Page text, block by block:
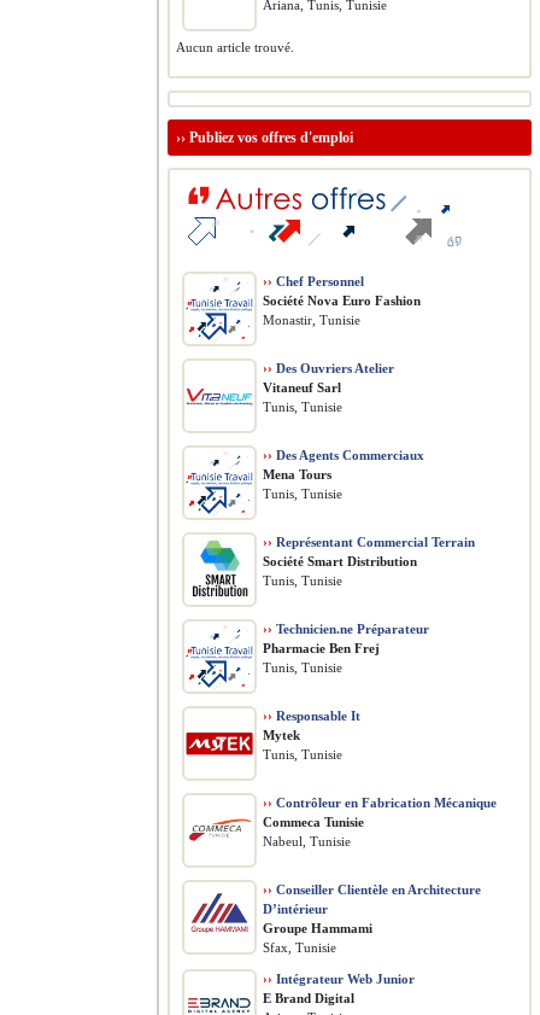
Ariana, Tunis, Tunisie
Aucun article trouvé.
›› Publiez vos offres d'emploi
›› Chef Personnel
Société Nova Euro Fashion
Monastir, Tunisie
›› Des Ouvriers Atelier
Vitaneuf Sarl
Tunis, Tunisie
›› Des Agents Commerciaux
Mena Tours
Tunis, Tunisie
›› Représentant Commercial Terrain
Société Smart Distribution
Tunis, Tunisie
›› Technicien.ne Préparateur
Pharmacie Ben Frej
Tunis, Tunisie
›› Responsable It
Mytek
Tunis, Tunisie
›› Contrôleur en Fabrication Mécanique
Commeca Tunisie
Nabeul, Tunisie
›› Conseiller Clientèle en Architecture
D’intérieur
Groupe Hammami
Sfax, Tunisie
›› Intégrateur Web Junior
E Brand Digital